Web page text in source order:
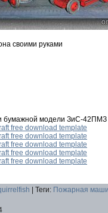
своими руками
бумажной модели ЗиС-
free download template
free download template
free download template
free download template
free download template
Теги: Пожарная